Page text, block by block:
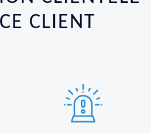
CLIENT